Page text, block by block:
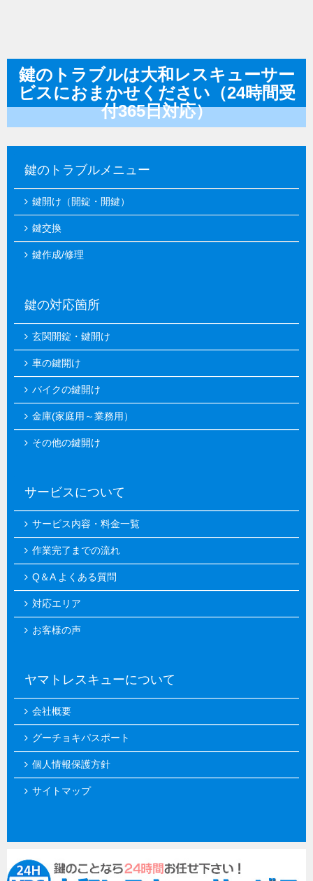
鍵のトラブルは大和レスキューサー
ビスにおまかせください（24時間受
付365日対応）
鍵のトラブルメニュー
鍵開け（開錠・開鍵）
鍵交換
鍵作成/修理
鍵の対応箇所
玄関開錠・鍵開け
車の鍵開け
バイクの鍵開け
金庫(家庭用～業務用）
その他の鍵開け
サービスについて
サービス内容・料金一覧
作業完了までの流れ
Q＆A よくある質問
対応エリア
お客様の声
ヤマトレスキューについて
会社概要
グーチョキパスポート
個人情報保護方針
サイトマップ